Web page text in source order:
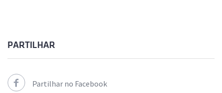
PARTILHAR
Partilhar no Facebook